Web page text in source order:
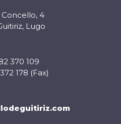
Concello, 4
Lugo
370 109
178 (Fax)